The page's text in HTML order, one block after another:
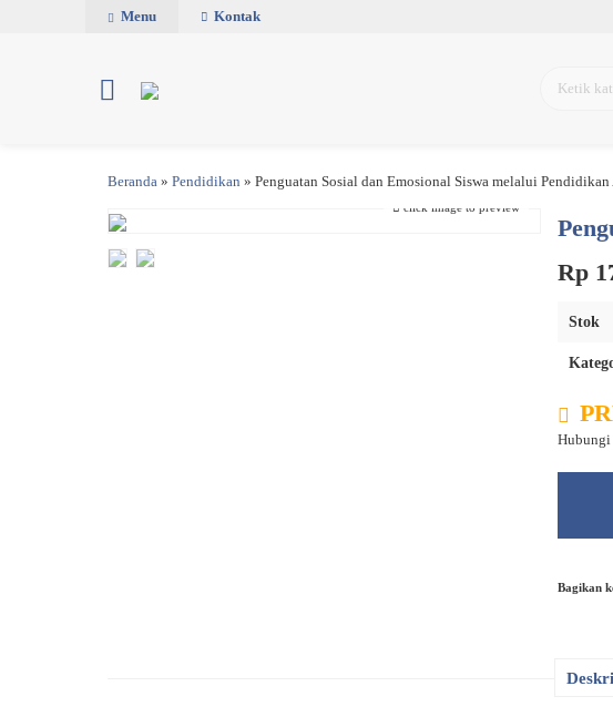
Menu Kontak
Beranda » Pendidikan » Penguatan Sosial dan Emosional Siswa melalui Pendidikan
click image to preview
Rp
Stok
Hubungi
Bagikan